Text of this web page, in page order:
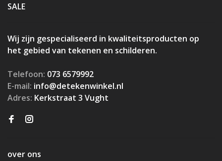
SALE
Wij zijn gespecialiseerd in kwaliteitsproducten op
het gebied van tekenen en schilderen.
Telefoon: 073 6579992
E-mail: info@detekenwinkel.nl
Adres: Kerkstraat 3 Vught
over ons